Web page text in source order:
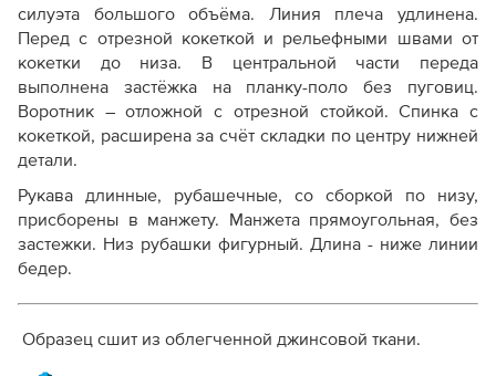
силуэта большого объёма. Линия плеча удлинена.
Перед с отрезной кокеткой и рельефными швами от
кокетки до низа. В центральной части переда
выполнена застёжка на планку-поло без пуговиц.
Воротник – отложной с отрезной стойкой. Спинка с
кокеткой, расширена за счёт складки по центру нижней
детали.
Рукава длинные, рубашечные, со сборкой по низу,
присборены в манжету. Манжета прямоугольная, без
застежки. Низ рубашки фигурный. Длина - ниже линии
бедер.
Образец сшит из облегченной джинсовой ткани.